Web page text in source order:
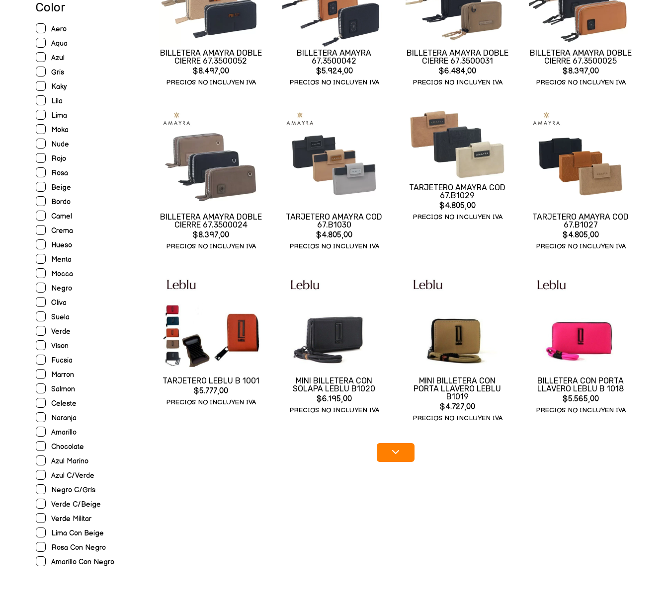
Color
Aero
Aqua
Azul
Gris
Kaky
Lila
Lima
Moka
Nude
Rojo
Rosa
Beige
Bordo
Camel
Crema
Hueso
Menta
Mocca
Negro
Oliva
Suela
Verde
Vison
Fucsia
Marron
Salmon
Celeste
Naranja
Amarillo
Chocolate
Azul Marino
Azul C/verde
Negro C/gris
Verde C/beige
Verde Militar
Lima Con Beige
Rosa Con Negro
Amarillo Con Negro
BILLETERA AMAYRA DOBLE
CIERRE 67.3500052
$8.497,00
PRECIOS NO INCLUYEN IVA
BILLETERA AMAYRA
67.3500042
$5.924,00
PRECIOS NO INCLUYEN IVA
BILLETERA AMAYRA DOBLE
CIERRE 67.3500031
$6.484,00
PRECIOS NO INCLUYEN IVA
BILLETERA AMAYRA DOBLE
CIERRE 67.3500025
$8.397,00
PRECIOS NO INCLUYEN IVA
BILLETERA AMAYRA DOBLE
CIERRE 67.3500024
$8.397,00
PRECIOS NO INCLUYEN IVA
TARJETERO AMAYRA COD
67.B1030
$4.805,00
PRECIOS NO INCLUYEN IVA
TARJETERO AMAYRA COD
67.B1029
$4.805,00
PRECIOS NO INCLUYEN IVA
TARJETERO AMAYRA COD
67.B1027
$4.805,00
PRECIOS NO INCLUYEN IVA
TARJETERO LEBLU B 1001
$5.777,00
PRECIOS NO INCLUYEN IVA
MINI BILLETERA CON
SOLAPA LEBLU B1020
$6.195,00
PRECIOS NO INCLUYEN IVA
MINI BILLETERA CON
PORTA LLAVERO LEBLU
B1019
$4.727,00
PRECIOS NO INCLUYEN IVA
BILLETERA CON PORTA
LLAVERO LEBLU B 1018
$5.565,00
PRECIOS NO INCLUYEN IVA